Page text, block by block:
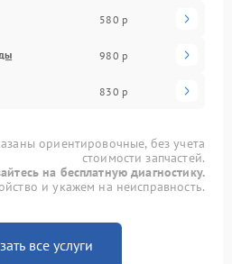
580 р
980 р
830 р
ориентировочные, без учета
стоимости запчастей.
на бесплатную диагностику.
и укажем на неисправность.
все услуги